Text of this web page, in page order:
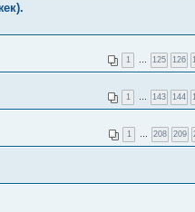
1 … 125 126
1 … 143 144
1 … 208 209